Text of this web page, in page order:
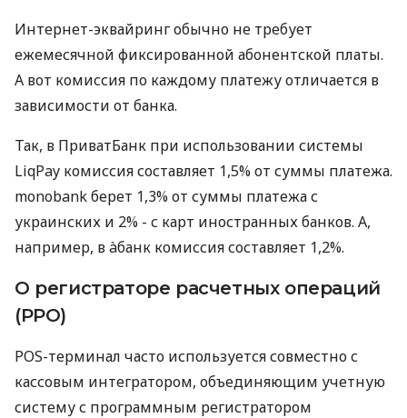
Интернет-эквайринг обычно не требует
ежемесячной фиксированной абонентской платы.
А вот комиссия по каждому платежу отличается в
зависимости от банка.
Так, в ПриватБанк при использовании системы
LiqPay комиссия составляет 1,5% от суммы платежа.
monobank берет 1,3% от суммы платежа с
украинских и 2% - с карт иностранных банков. А,
например, в àбанк комиссия составляет 1,2%.
О регистраторе расчетных операций
(РРО)
POS-терминал часто используется совместно с
кассовым интегратором, объединяющим учетную
систему с программным регистратором